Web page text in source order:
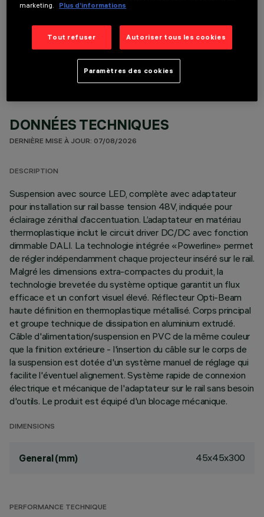
COMPOSANTS OPTIONNELS
DONNÉES TECHNIQUES
DERNIÈRE MISE À JOUR: 07/08/2026
DESCRIPTION
Suspension avec source LED, complète avec adaptateur
pour installation sur rail basse tension 48V, indiquée pour
éclairage zénithal d’accentuation. L’adaptateur en matériau
thermoplastique inclut le circuit driver DC/DC avec fonction
dimmable DALI. La technologie intégrée «Powerline» permet
de régler indépendamment chaque projecteur inséré sur le rail.
Malgré les dimensions extra-compactes du produit, la
technologie brevetée du système optique garantit un flux
efficace et un confort visuel élevé. Réflecteur Opti-Beam
haute définition en thermoplastique métallisé. Corps principal
et groupe technique de dissipation en aluminium extrudé.
Câble d'alimentation/suspension en PVC de la même couleur
que la finition extérieure - l'insertion du câble sur le corps de
la suspension est dotée d'un système manuel de réglage qui
facilite l'éventuel alignement. Système rapide de connexion
électrique et mécanique de l'adaptateur sur le rail sans besoin
d'outils. Le produit est équipé d'un blocage mécanique.
DIMENSIONS
General (mm) 45x45x300
PERFORMANCE TECHNIQUE
marketing.
Plus d’informations
Tout refuser Autoriser tous les cookies
Paramètres des cookies